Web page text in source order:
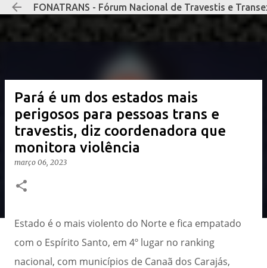
Pular para o conteúdo
FONATRANS - Fórum Nacional de Travestis e
Pará é um dos estados mais
perigosos para pessoas trans e
travestis, diz coordenadora que
monitora violência
março 06, 2023
Estado é o mais violento do Norte e fica empatado
com o Espírito Santo, em 4º lugar no ranking
nacional, com municípios de Canaã dos Carajás,